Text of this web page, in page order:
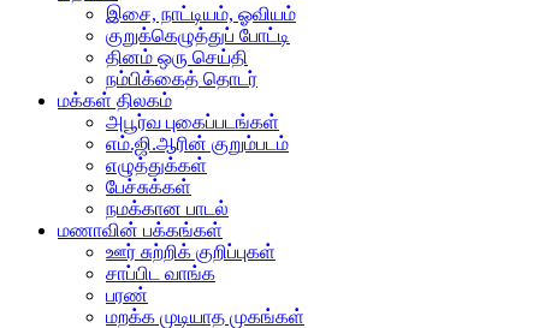
இசை, நாட்டியம், ஓவியம்
குறுக்கெழுத்துப் போட்டி
தினம் ஒரு செய்தி
நம்பிக்கைத் தொடர்
மக்கள் திலகம்
அபூர்வ புகைப்படங்கள்
எம்.ஜி.ஆரின் குறும்படம்
எழுத்துக்கள்
பேச்சுக்கள்
நமக்கான பாடல்
மணாவின் பக்கங்கள்
ஊர் சுற்றிக் குறிப்புகள்
சாப்பிட வாங்க
பரண்
மறக்க முடியாத முகங்கள்